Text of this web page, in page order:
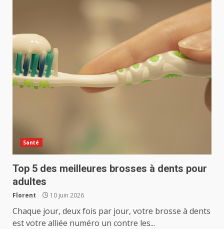
Santé
Top 5 des meilleures brosses à dents pour
adultes
Florent 10 juin 2026
Chaque jour, deux fois par jour, votre brosse à dents
est votre alliée numéro un contre les...